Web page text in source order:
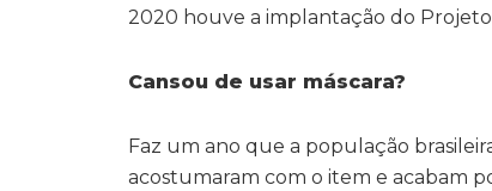
2020 houve a implantação do Projeto
Cansou de usar máscara?
Faz um ano que a população
acostumaram com o item e acabam